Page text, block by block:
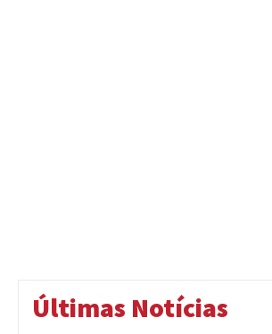
Últimas Notícias